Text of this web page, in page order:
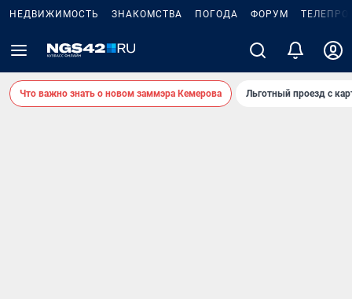
НЕДВИЖИМОСТЬ ЗНАКОМСТВА ПОГОДА ФОРУМ
Что важно знать о новом заммэра Кемерова Льготный проезд с